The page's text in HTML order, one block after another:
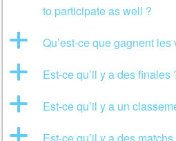
to participate as well ?
a Qu’est-ce que gagnent
a Est-ce qu’il y a des finales
a Est-ce qu’il y a un
a